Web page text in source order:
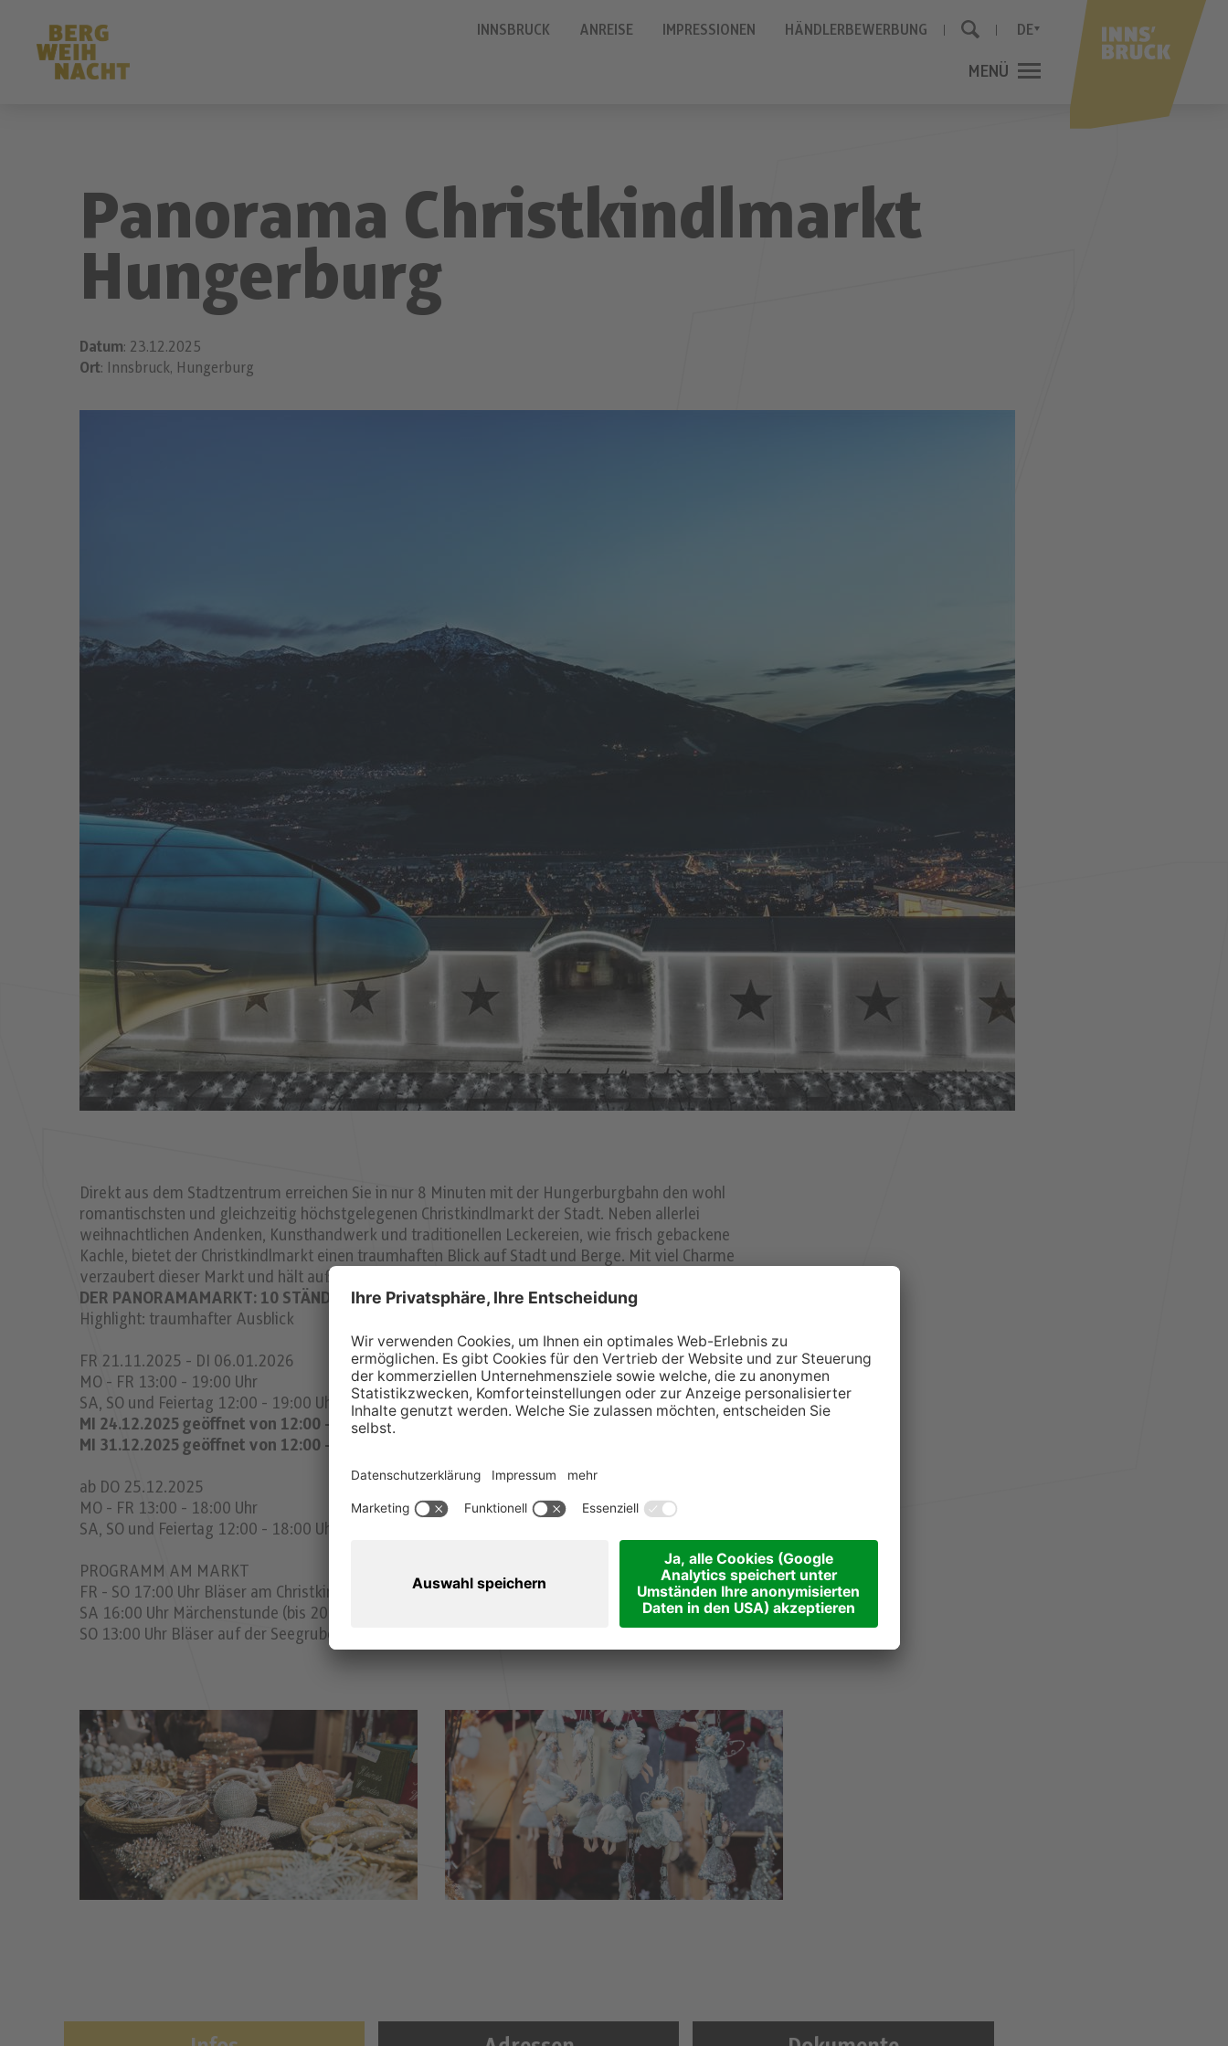
DE
INNSBRUCK ANREISE IMPRESSIONEN HÄNDLERBEWERBUNG
MENÜ SCHLIESSEN
Panorama Christkindlmarkt
Hungerburg
Datum: 23.12.2025
Ort: Innsbruck, Hungerburg
Direkt aus dem Stadtzentrum erreichen Sie in nur 8 Minuten mit der Hungerburgbahn den wohl
romantischsten und gleichzeitig höchstgelegenen Christkindlmarkt der Stadt. Neben allerlei
weihnachtlichen Andenken, Kunsthandwerk und traditionellen Leckereien, wie frisch gebackene
Kachle, bietet der Christkindlmarkt einen traumhaften Blick auf Stadt und Berge. Mit viel Charme
verzaubert dieser Markt und hält außerdem ein buntes Rahmenprogram für Groß und Klein bereit.
DER PANORAMAMARKT: 10 STÄNDE
Highlight: traumhafter Ausblick
FR 21.11.2025 - DI 06.01.2026
MO - FR 13:00 - 19:00 Uhr
SA, SO und Feiertag 12:00 - 19:00 Uhr
MI 24.12.2025 geöffnet von 12:00 - 15:00 Uhr
MI 31.12.2025 geöffnet von 12:00 - 17:00 Uhr
ab DO 25.12.2025
MO - FR 13:00 - 18:00 Uhr
SA, SO und Feiertag 12:00 - 18:00 Uhr
PROGRAMM AM MARKT
FR - SO 17:00 Uhr Bläser am Christkindlmarkt (bis 21.12.)
SA 16:00 Uhr Märchenstunde (bis 20.12.)
SO 13:00 Uhr Bläser auf der Seegrube